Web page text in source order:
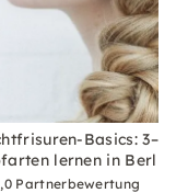
Basics: 3–5
lernen in Berlin
Partnerbewertung